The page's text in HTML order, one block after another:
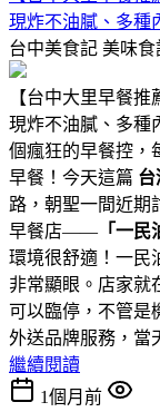
現炸不油膩、多種
台中美食記 美味食
【台中大里早餐
現炸不油膩、多種
個瘋狂的早餐控，
早餐！今天這篇 台
路，朝聖一間近期
早餐店—— 「一民
環境很舒適！一民
非常顯眼。店家就
可以臨停，不管是
外送品牌服務，當
繼續閱讀
1個月前